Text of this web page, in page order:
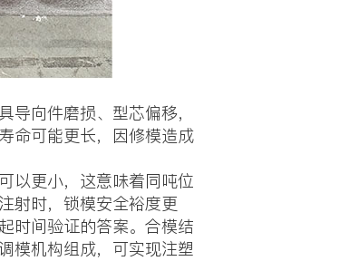
向件磨损、型芯偏移，
命可能更长，因修模造成
以更小，这意味着同吨位
射时，锁模安全裕度更
时间验证的答案。合模结
模机构组成，可实现注塑